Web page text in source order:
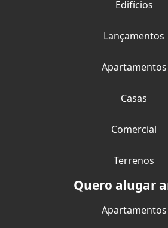
Edifícios
Lançamentos
Apartamentos
Casas
Comercial
Terrenos
Quero alugar
Apartamentos